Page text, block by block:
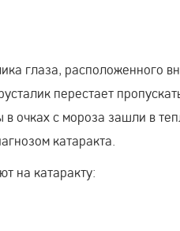
глаза, расположенного
перестает
в очках с мороза зашли в
катаракта.
на катаракту: